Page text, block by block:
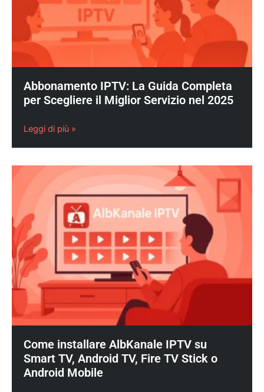
Abbonamento IPTV: La Guida Completa
per Scegliere il Miglior Servizio nel 2025
Leggi di più »
Come installare AlbKanale IPTV su
Smart TV, Android TV, Fire TV Stick o
Android Mobile